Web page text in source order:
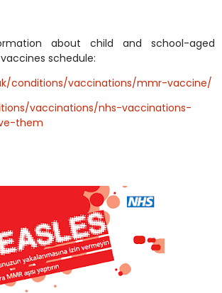
about child and school-aged
schedule:
conditions/vaccinations/mmr-vaccine/
vaccinations/nhs-vaccinations-
them